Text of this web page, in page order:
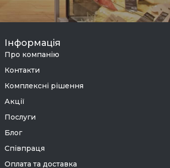
Інформація
Про компанію
Контакти
Комплексні рішення
Акції
Послуги
Блог
Співпраця
Оплата та доставка